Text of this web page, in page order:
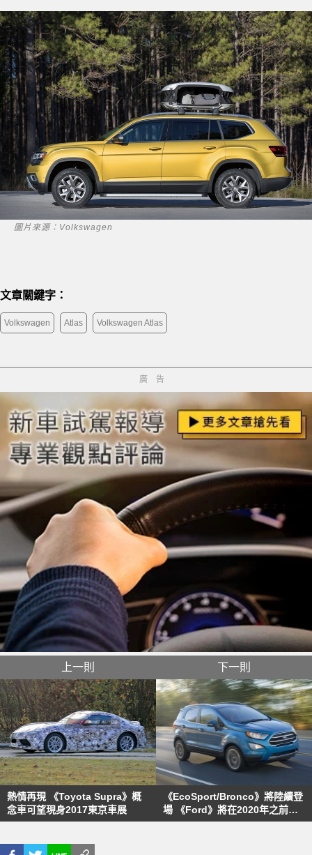
圖片來源：Volkswagen
文章關鍵字：
Volkswagen Atlas Volkswagen Atlas
廣告
上一則
熱情再現 《Toyota Supra》概
念車可望現身2017東京車展
下一則
《EcoSport/Bronco》將陸續登
場 《Ford》將在2020年之前再
添7款SUV